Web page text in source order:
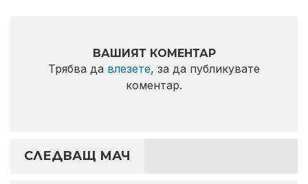
ВАШИЯТ КОМЕНТАР
Трябва да влезете, за да публикувате
коментар.
СЛЕДВАЩ МАЧ